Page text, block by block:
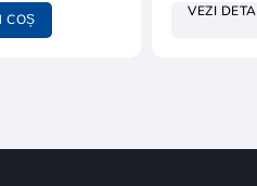
COȘ
VEZI